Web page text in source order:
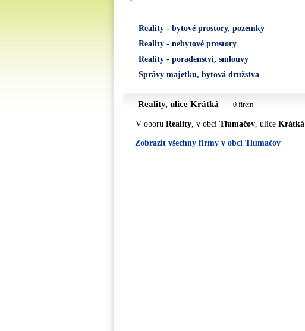
Reality - bytové prostory, pozemky
Reality - nebytové prostory
Reality - poradenství, smlouvy
Správy majetku, bytová družstva
Reality, ulice Krátká 0 firem
V oboru Reality, v obci Tlumačov, ulice Krátká
Zobrazit všechny firmy v obci Tlumačov